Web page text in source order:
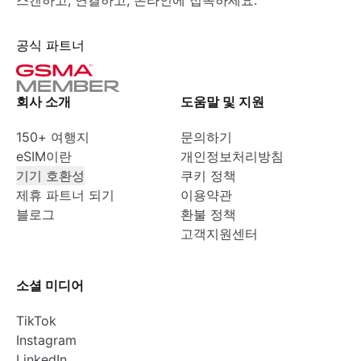
공식 파트너
회사 소개
150+ 여행지
eSIM이란
기기 호환성
제휴 파트너 되기
블로그
도움말 및 지원
문의하기
개인정보처리방침
쿠키 정책
이용약관
환불 정책
고객지원센터
소셜 미디어
TikTok
Instagram